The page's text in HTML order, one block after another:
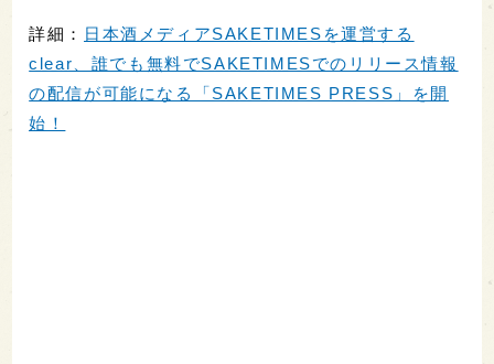
詳細： 日本酒メディアSAKETIMESを運営する
clear、誰でも無料でSAKETIMESでのリリース情報
の配信が可能になる「SAKETIMES PRESS」を開
始！